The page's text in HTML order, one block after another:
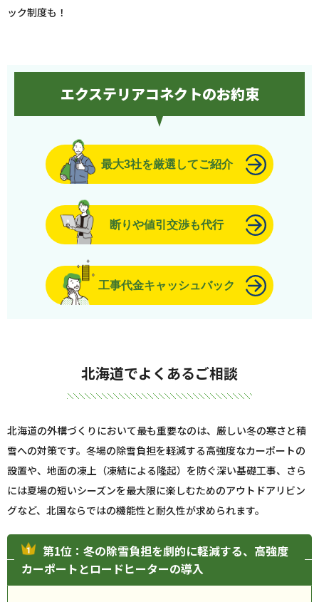
ック制度も！
エクステリアコネクトのお約束
最大3社を厳選してご紹介
断りや値引交渉も代行
工事代金キャッシュバック
北海道でよくあるご相談
北海道の外構づくりにおいて最も重要なのは、厳しい冬の寒さと積
雪への対策です。冬場の除雪負担を軽減する高強度なカーポートの
設置や、地面の凍上（凍結による隆起）を防ぐ深い基礎工事、さら
には夏場の短いシーズンを最大限に楽しむためのアウトドアリビン
グなど、北国ならではの機能性と耐久性が求められます。
第1位：冬の除雪負担を劇的に軽減する、高強度
カーポートとロードヒーターの導入